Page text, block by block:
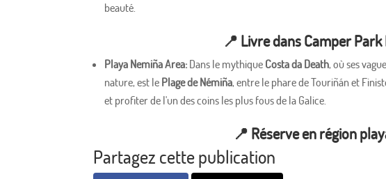
beauté.
📍 Livre dans Camper
Playa Nemiña Area: Dans le mythique Costa da Death, où ses
nature, est le Plage de Némiña, entre le phare de Touriñán et
et profiter de l'un des coins les plus fous de la Galice.
📍 Réserve en région
Partagez cette publication